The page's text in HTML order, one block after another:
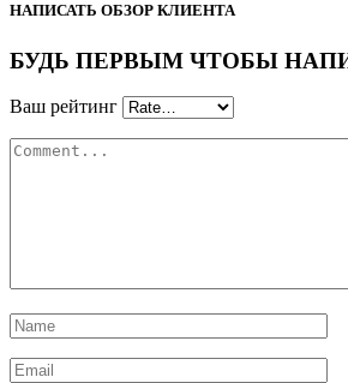
НАПИСАТЬ ОБЗОР КЛИЕНТА
БУДЬ ПЕРВЫМ ЧТОБЫ
Ваш рейтинг